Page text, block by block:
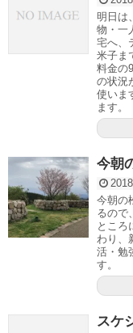
明日は
物・一
宅へ、
米子ま
料金の
の状況
使いま
ます。
今朝
今朝の
るので
ところ
わり、
活・勉
す。
スケ